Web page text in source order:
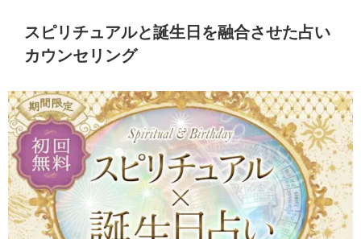
スピリチュアルと誕生日を融合させた占い
カウンセリング